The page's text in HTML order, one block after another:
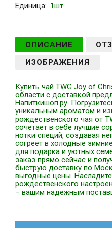
Единица: 1шт
ОПИСАНИЕ
ИЗОБРАЖЕНИЯ
Купить чай TWG Joy of
области с доставкой
Напиткишоп.ру.
уникальным ароматом и
рождественского чая от
сочетает в себе лучшие
нотки специй, создавая
согреет в холодные
для подарка и уютных
заказ прямо сейчас и
быструю доставку по
выгодные цены.
рождественского
– вашим надежным